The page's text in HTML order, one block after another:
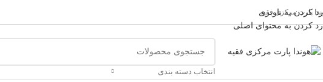
رد کردن به ناوبری
رد کردن به محتوای اصلی
پارت مرکزی فقیه
انتخاب دسته بندی